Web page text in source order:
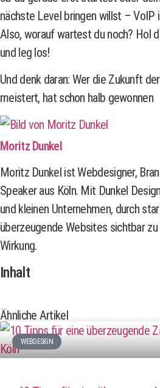
nächste Level bringen willst – VoIP
Also, worauf wartest du noch? Hol
und leg los!
Und denk daran: Wer die Zukunft
meistert, hat schon halb gewonnen
Moritz Dunkel
Moritz Dunkel ist Webdesigner,
Speaker aus Köln. Mit Dunkel
und kleinen Unternehmen, durch
überzeugende Websites sichtbar
Wirkung.
Inhalt
Ähnliche Artikel
WEBDESIGN